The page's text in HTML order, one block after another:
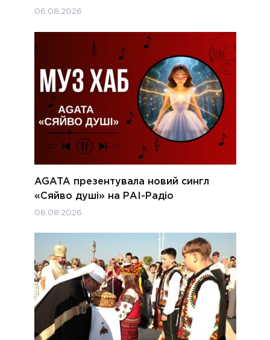
06.08.2026
AGATA презентувала новий сингл
«Сяйво душі» на РАІ-Радіо
06.08.2026